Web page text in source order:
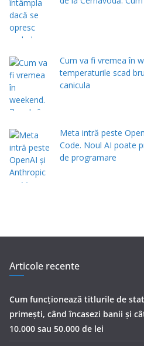
Cum va fi vremea în
temperaturile scad
canicula
Meta intră peste
Code. Noul AI poate
de programare
Articole recente
Cum funcționează titlurile de stat
primești, când încasezi banii şi
10.000 sau 50.000 de lei